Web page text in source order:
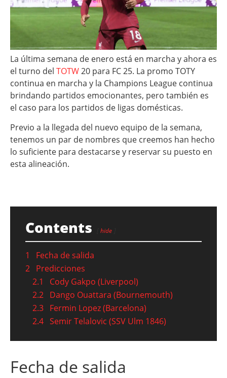
La última semana de enero está en marcha y ahora es
el turno del TOTW20 para FC 25. La promo TOTY
continua en marcha y la Champions League continua
brindando partidos emocionantes, pero también es
el caso para los partidos de ligas domésticas.
Previo a la llegada del nuevo equipo de la semana,
tenemos un par de nombres que creemos han hecho
lo suficiente para destacarse y reservar su puesto en
esta alineación.
Contents hide
1
Fecha de salida
2 Predicciones
2.1
Cody Gakpo (Liverpool)
2.2 Dango Ouattara (Bournemouth)
2.3 Fermin Lopez (Barcelona)
2.4 Semir Telalovic (SSV Ulm 1846)
Fecha de salida